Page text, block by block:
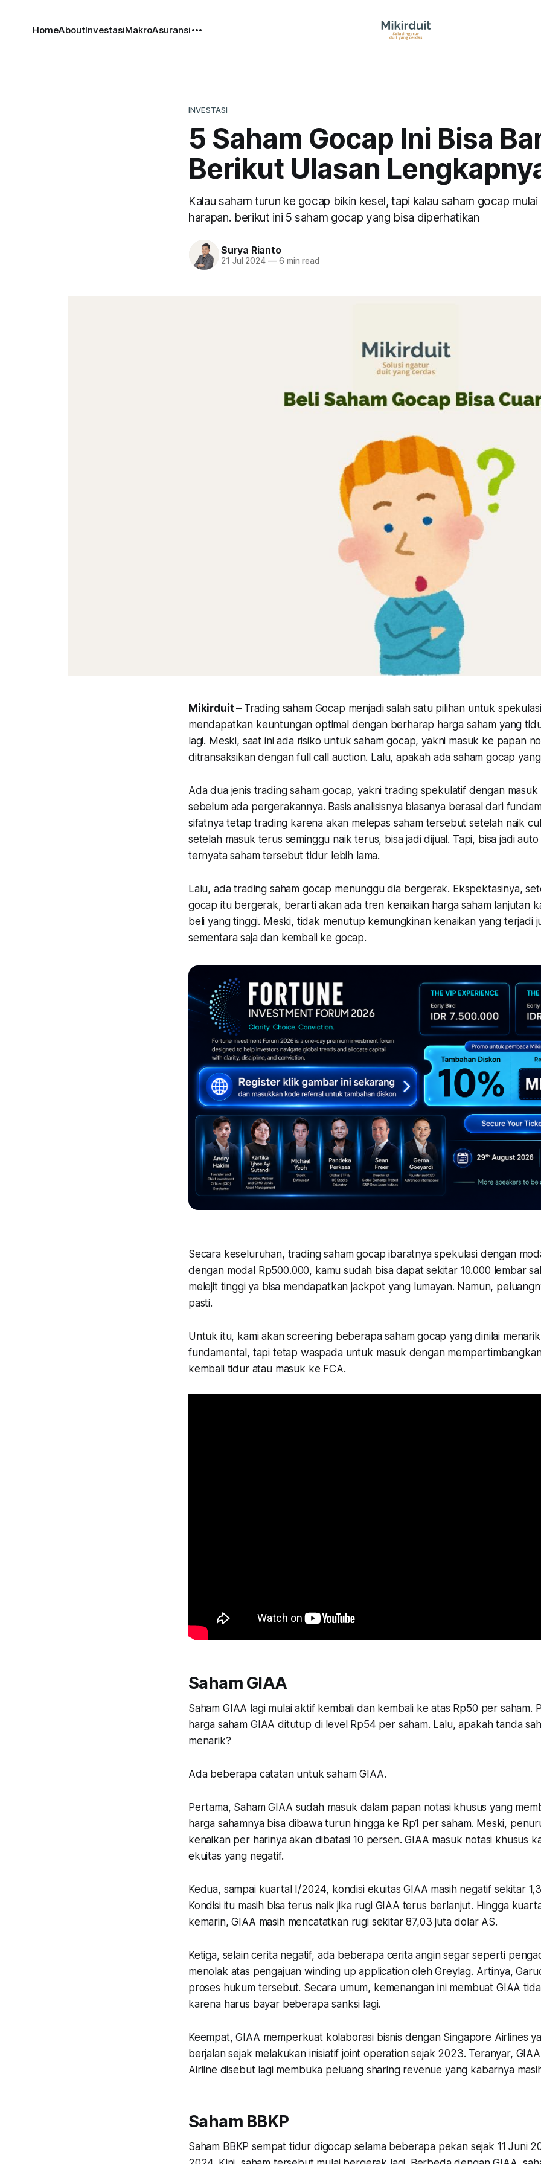
HomeAboutInvestasiMakroAsuransi
INVESTASI
5 Saham Gocap Ini Bisa
Berikut Ulasan
Kalau saham turun ke gocap bikin kesel, tapi kalau saham gocap mulai
harapan. berikut ini 5 saham gocap yang bisa diperhatikan
Surya Rianto
21 Jul 2024 —6 min read
Mikirduit – Trading saham Gocap menjadi salah satu pilihan untuk
mendapatkan keuntungan optimal dengan berharap harga saham yang
lagi. Meski, saat ini ada risiko untuk saham gocap, yakni masuk ke papan
ditransaksikan dengan full call auction. Lalu, apakah ada saham gocap
Ada dua jenis trading saham gocap, yakni trading spekulatif dengan masuk
sebelum ada pergerakannya. Basis analisisnya biasanya berasal dari
sifatnya tetap trading karena akan melepas saham tersebut setelah naik
setelah masuk terus seminggu naik terus, bisa jadi dijual. Tapi, bisa jadi auto
ternyata saham tersebut tidur lebih lama.
Lalu, ada trading saham gocap menunggu dia bergerak. Ekspektasinya,
gocap itu bergerak, berarti akan ada tren kenaikan harga saham lanjutan
beli yang tinggi. Meski, tidak menutup kemungkinan kenaikan yang terjadi
sementara saja dan kembali ke gocap.
Secara keseluruhan, trading saham gocap ibaratnya spekulasi dengan
dengan modal Rp500.000, kamu sudah bisa dapat sekitar 10.000 lembar
melejit tinggi ya bisa mendapatkan jackpot yang lumayan. Namun,
pasti.
Untuk itu, kami akan screening beberapa saham gocap yang dinilai
fundamental, tapi tetap waspada untuk masuk dengan
kembali tidur atau masuk ke FCA.
Saham GIAA
Saham GIAA lagi mulai aktif kembali dan kembali ke atas Rp50 per saham.
harga saham GIAA ditutup di level Rp54 per saham. Lalu, apakah tanda
menarik?
Ada beberapa catatan untuk saham GIAA.
Pertama, Saham GIAA sudah masuk dalam papan notasi khusus yang
harga sahamnya bisa dibawa turun hingga ke Rp1 per saham. Meski,
kenaikan per harinya akan dibatasi 10 persen. GIAA masuk notasi khusus
ekuitas yang negatif.
Kedua, sampai kuartal I/2024, kondisi ekuitas GIAA masih negatif sekitar
Kondisi itu masih bisa terus naik jika rugi GIAA terus berlanjut. Hingga
kemarin, GIAA masih mencatatkan rugi sekitar 87,03 juta dolar AS.
Ketiga, selain cerita negatif, ada beberapa cerita angin segar seperti
menolak atas pengajuan winding up application oleh Greylag. Artinya,
proses hukum tersebut. Secara umum, kemenangan ini membuat GIAA
karena harus bayar beberapa sanksi lagi.
Keempat, GIAA memperkuat kolaborasi bisnis dengan Singapore Airlines
berjalan sejak melakukan inisiatif joint operation sejak 2023. Teranyar,
Airline disebut lagi membuka peluang sharing revenue yang kabarnya
Saham BBKP
Saham BBKP sempat tidur digocap selama beberapa pekan sejak 11 Juni